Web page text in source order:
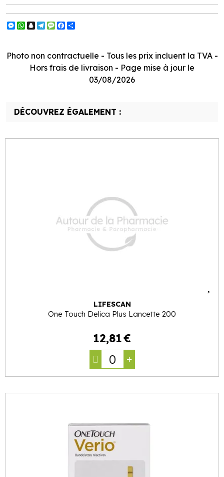
Messenger
WhatsApp
Snapchat
Telegram
Message
Facebook
Photo non contractuelle - Tous les prix incluent la TVA -
Hors frais de livraison - Page mise à jour le
03/08/2026
DÉCOUVREZ ÉGALEMENT :
LIFESCAN
One Touch Delica Plus Lancette 200
12,81€
0